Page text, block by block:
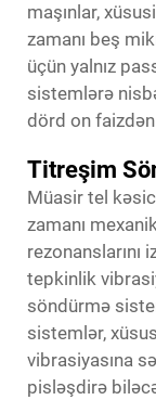
maşınlar,
zamanı beş
üçün yalnız
sistemlərə
dörd on
Titreşim
Müasir tel
zamanı
rezonanslarını
tepkinlik
söndürmə
sistemlər,
vibrasiyasına
pisləşdirə